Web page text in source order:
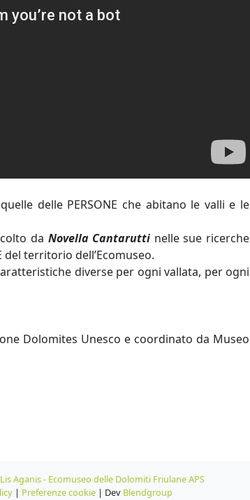
delle PERSONE che abitano le valli e le
da Novella Cantarutti nelle sue ricerche
del territorio dell’Ecomuseo.
diverse per ogni vallata, per ogni
Dolomites Unesco e coordinato da Museo
Lis Aganis - Ecomuseo delle Dolomiti Friulane APS
| Preferenze cookie | Dev Blendgroup